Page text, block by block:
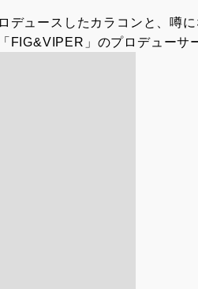
デュースしたカラコンと、噂
FIG&VIPER」のプロデュー